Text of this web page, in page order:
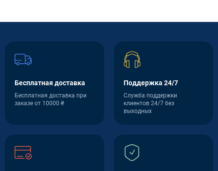
Бесплатная доставка
Бесплатная доставка при
заказе от 10000 ₴
Поддержка 24/7
Служба поддержки
клиентов 24/7 без
выходных